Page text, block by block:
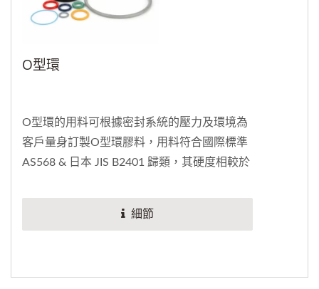
O型環
O型環的用料可根據密封系統的壓力及環境為
客戶量身訂製O型環膠料，用料符合國際標準
AS568 & 日本 JIS B2401 歸類，其硬度相較於
製需要提供圖稿，及告知線徑和內徑等，來為
細節